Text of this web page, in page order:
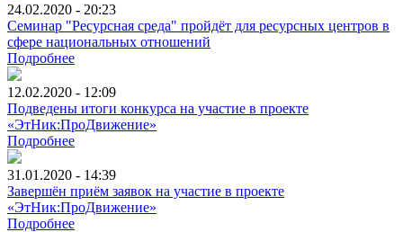
24.02.2020 - 20:23
Семинар "Ресурсная среда" пройдёт для ресурсных центров в
сфере национальных отношений
Подробнее
12.02.2020 - 12:09
Подведены итоги конкурса на участие в проекте
«ЭтНик:ПроДвижение»
Подробнее
31.01.2020 - 14:39
Завершён приём заявок на участие в проекте
«ЭтНик:ПроДвижение»
Подробнее